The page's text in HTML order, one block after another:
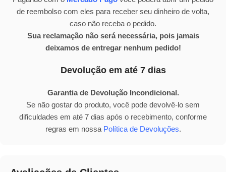
de reembolso com eles para receber seu dinheiro de volta,
caso não receba o pedido.
Sua reclamação não será necessária, pois jamais
deixamos de entregar nenhum pedido!
Devolução em até 7 dias
Garantia de Devolução Incondicional.
Se não gostar do produto, você pode devolvê-lo sem
dificuldades em até 7 dias após o recebimento, conforme
regras em nossa Política de Devoluções.